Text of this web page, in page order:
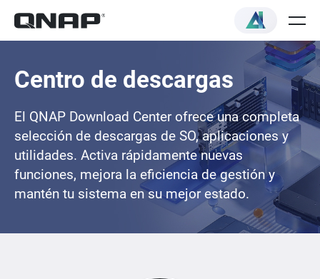
Centro de descargas
El QNAP Download Center ofrece una completa
selección de descargas de SO, aplicaciones y
utilidades. Activa rápidamente nuevas
funciones, mejora la eficiencia de gestión y
mantén tu sistema en su mejor estado.